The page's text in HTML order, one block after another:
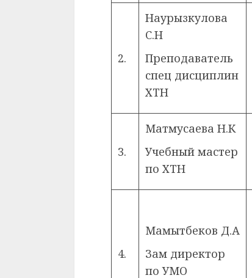
2.
Наурызкулова
С.Н
Преподаватель
спец дисциплин
ХТН
3.
Матмусаева Н.К
Учебный мастер
по ХТН
4.
Мамытбеков Д.А
Зам директор
по УМО